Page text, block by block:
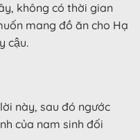
không có thời gian
mang đồ ăn cho Hạ
cậu.
này, sau đó ngước
của nam sinh đối